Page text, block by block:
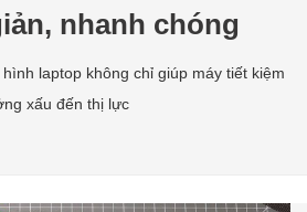
nhanh chóng
laptop không chỉ giúp máy tiết kiệm
xấu đến thị lực